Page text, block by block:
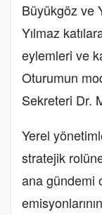
Büyükgöz ve
Yılmaz
eylemleri ve
Oturumun
Sekreteri Dr.
Yerel
stratejik
ana gündemi